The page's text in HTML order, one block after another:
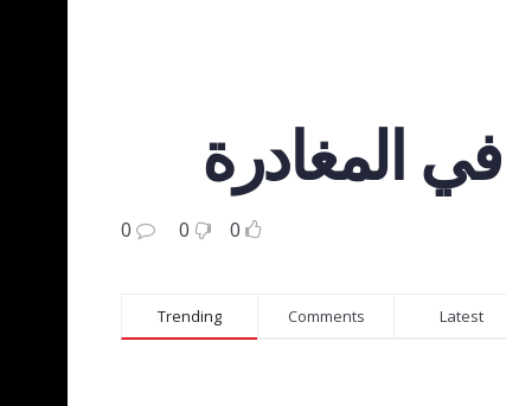
المغادرة
0
0
Trending Comments Latest